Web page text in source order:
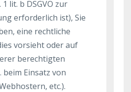
1 lit. b DSGVO zur
erforderlich ist), Sie
eine rechtliche
vorsieht oder auf
berechtigten
beim Einsatz von
etc.).